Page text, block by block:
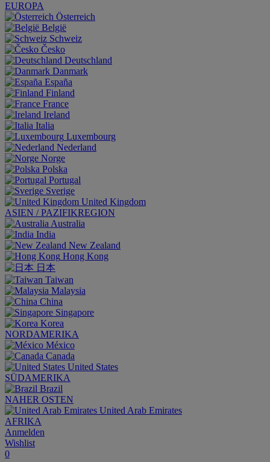
EUROPA
Österreich
België
Schweiz
Česko
Deutschland
Danmark
España
Finland
France
Ireland
Italia
Luxembourg
Nederland
Norge
Polska
Portugal
Sverige
United Kingdom
ASIEN / PAZIFIKREGION
Australia
India
New Zealand
Hong Kong
日本
Taiwan
Malaysia
China
Singapore
Korea
NORDAMERIKA
México
Canada
United States
SÜDAMERIKA
Brazil
NAHER OSTEN
United Arab Emirates
AFRIKA
Anmelden
Wishlist
0